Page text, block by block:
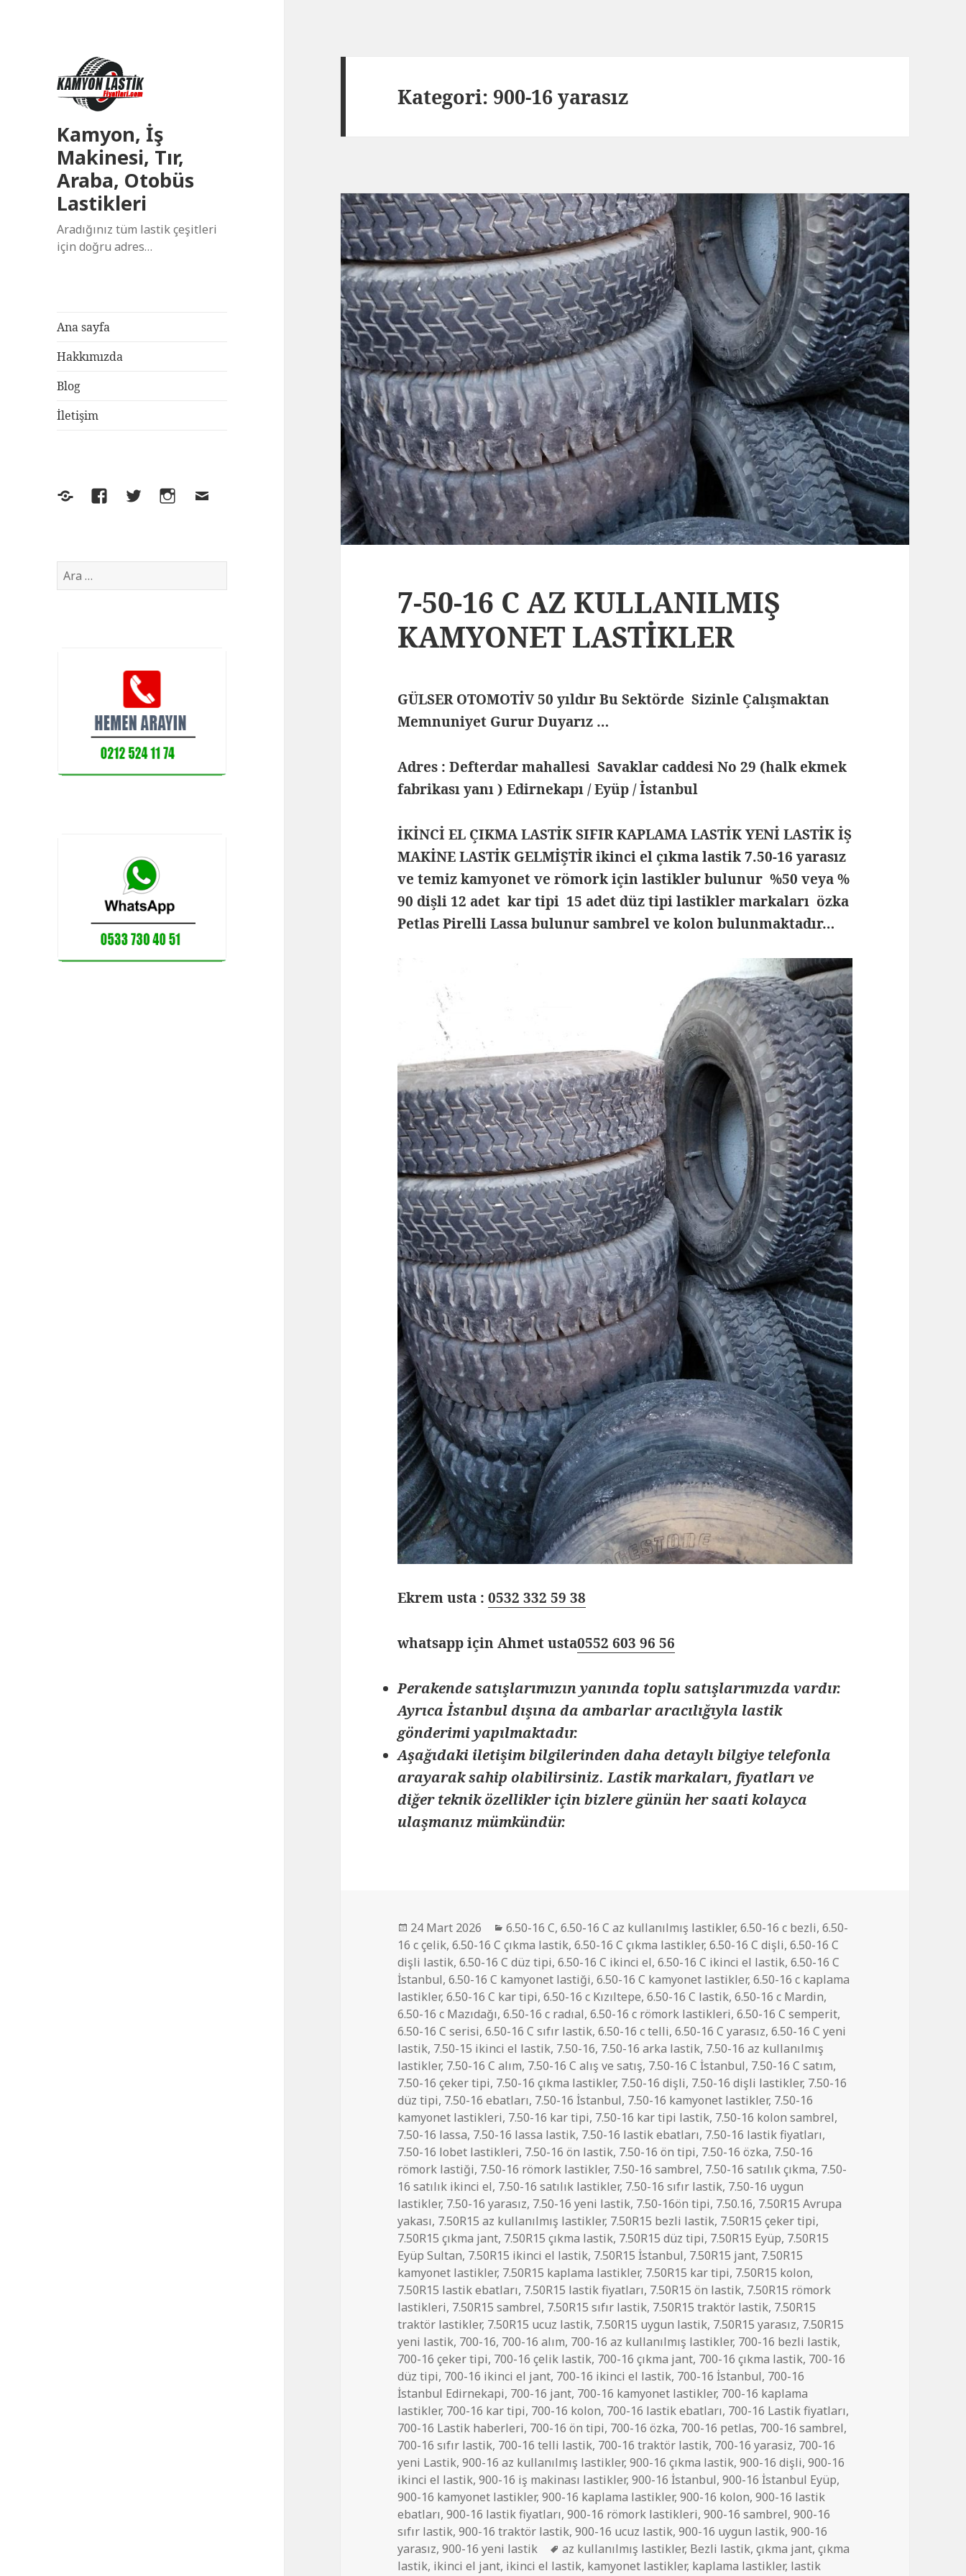
Kamyon, İş
Makinesi, Tır,
Araba, Otobüs
Lastikleri
Aradığınız tüm lastik çeşitleri
için doğru adres…
Ana sayfa
Hakkımızda
Blog
İletişim
Yelp FacebookTwitterInstagram
E-
Arama:
Kategori: 900-16 yarasız
7-50-16 C AZ KULLANILMIŞ
KAMYONET LASTİKLER
GÜLSER OTOMOTİV 50 yıldır Bu Sektörde Sizinle Çalışmaktan
Memnuniyet Gurur Duyarız …
Adres : Defterdar mahallesi Savaklar caddesi No 29 (halk ekmek
fabrikası yanı ) Edirnekapı / Eyüp / İstanbul
İKİNCİ EL ÇIKMA LASTİK SIFIR KAPLAMA LASTİK YENİ LASTİK İŞ
MAKİNE LASTİK GELMİŞTİR ikinci el çıkma lastik 7.50-16 yarasız
ve temiz kamyonet ve römork için lastikler bulunur %50 veya %
90 dişli 12 adet kar tipi 15 adet düz tipi lastikler markaları özka
Petlas Pirelli Lassa bulunur sambrel ve kolon bulunmaktadır…
Ekrem usta :0532 332 59 38
whatsapp için Ahmet usta0552 603 96 56
Perakende satışlarımızın yanında toplu satışlarımızda vardır.
Ayrıca İstanbul dışına da ambarlar aracılığıyla lastik
gönderimi yapılmaktadır.
Aşağıdaki iletişim bilgilerinden daha detaylı bilgiye telefonla
arayarak sahip olabilirsiniz. Lastik markaları, fiyatları ve
diğer teknik özellikler için bizlere günün her saati kolayca
ulaşmanız mümkündür.
Yayın
tarihi
24 Mart 2026 Kategoriler
6.50-16 C,6.50-16 C az kullanılmış lastikler,6.50-16 c bezli,6.50-
16 c çelik,6.50-16 C çıkma lastik,6.50-16 C çıkma lastikler,6.50-16 C dişli,6.50-16 C
dişli lastik,6.50-16 C düz tipi,6.50-16 C ikinci el,6.50-16 C ikinci el lastik,6.50-16 C
İstanbul,6.50-16 C kamyonet lastiği,6.50-16 C kamyonet lastikler,6.50-16 c kaplama
lastikler,6.50-16 C kar tipi,6.50-16 c Kızıltepe,6.50-16 C lastik,6.50-16 c Mardin,
6.50-16 c Mazıdağı,6.50-16 c radıal,6.50-16 c römork lastikleri,6.50-16 C semperit,
6.50-16 C serisi,6.50-16 C sıfır lastik,6.50-16 c telli,6.50-16 C yarasız,6.50-16 C yeni
lastik, 7.50-15 ikinci el lastik, 7.50-16, 7.50-16 arka lastik, 7.50-16 az kullanılmış
lastikler, 7.50-16 C alım, 7.50-16 C alış ve satış, 7.50-16 C İstanbul, 7.50-16 C satım,
7.50-16 çeker tipi, 7.50-16 çıkma lastikler, 7.50-16 dişli, 7.50-16 dişli lastikler, 7.50-16
düz tipi, 7.50-16 ebatları, 7.50-16 İstanbul, 7.50-16 kamyonet lastikler, 7.50-16
kamyonet lastikleri, 7.50-16 kar tipi, 7.50-16 kar tipi lastik, 7.50-16 kolon sambrel,
7.50-16 lassa, 7.50-16 lassa lastik, 7.50-16 lastik ebatları, 7.50-16 lastik fiyatları,
7.50-16 lobet lastikleri, 7.50-16 ön lastik, 7.50-16 ön tipi, 7.50-16 özka, 7.50-16
römork lastiği, 7.50-16 römork lastikler, 7.50-16 sambrel, 7.50-16 satılık çıkma, 7.50-
16 satılık ikinci el, 7.50-16 satılık lastikler, 7.50-16 sıfır lastik, 7.50-16 uygun
lastikler, 7.50-16 yarasız, 7.50-16 yeni lastik, 7.50-16ön tipi, 7.50.16, 7.50R15 Avrupa
yakası, 7.50R15 az kullanılmış lastikler, 7.50R15 bezli lastik, 7.50R15 çeker tipi,
7.50R15 çıkma jant, 7.50R15 çıkma lastik, 7.50R15 düz tipi, 7.50R15 Eyüp, 7.50R15
Eyüp Sultan, 7.50R15 ikinci el lastik, 7.50R15 İstanbul, 7.50R15 jant, 7.50R15
kamyonet lastikler, 7.50R15 kaplama lastikler, 7.50R15 kar tipi, 7.50R15 kolon,
7.50R15 lastik ebatları, 7.50R15 lastik fiyatları, 7.50R15 ön lastik, 7.50R15 römork
lastikleri, 7.50R15 sambrel, 7.50R15 sıfır lastik, 7.50R15 traktör lastik, 7.50R15
traktör lastikler, 7.50R15 ucuz lastik, 7.50R15 uygun lastik, 7.50R15 yarasız, 7.50R15
yeni lastik, 700-16, 700-16 alım, 700-16 az kullanılmış lastikler, 700-16 bezli lastik,
700-16 çeker tipi, 700-16 çelik lastik, 700-16 çıkma jant, 700-16 çıkma lastik, 700-16
düz tipi, 700-16 ikinci el jant, 700-16 ikinci el lastik, 700-16 İstanbul, 700-16
İstanbul Edirnekapi, 700-16 jant, 700-16 kamyonet lastikler, 700-16 kaplama
lastikler, 700-16 kar tipi, 700-16 kolon, 700-16 lastik ebatları, 700-16 Lastik fiyatları,
700-16 Lastik haberleri, 700-16 ön tipi, 700-16 özka, 700-16 petlas, 700-16 sambrel,
700-16 sıfır lastik, 700-16 telli lastik, 700-16 traktör lastik, 700-16 yarasiz, 700-16
yeni Lastik,900-16 az kullanılmış lastikler,900-16 çıkma lastik,900-16 dişli,900-16
ikinci el lastik,900-16 iş makinası lastikler,900-16 İstanbul,900-16 İstanbul Eyüp,
900-16 kamyonet lastikler,900-16 kaplama lastikler,900-16 kolon,900-16 lastik
ebatları,900-16 lastik fiyatları,900-16 römork lastikleri,900-16 sambrel,900-16
sıfır lastik,900-16 traktör lastik,900-16 ucuz lastik,900-16 uygun lastik,900-16
yarasız,900-16 yeni lastik Etiketler
az kullanılmış lastikler, Bezli lastik,çıkma jant,çıkma
lastik, ikinci el jant, ikinci el lastik, kamyonet lastikler, kaplama lastikler, lastik